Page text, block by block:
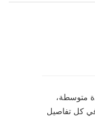
متوسطة،
في كل تفاصيل